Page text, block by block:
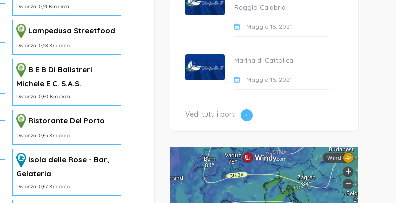
Distanza: 0,51 Km circa
Lampedusa Streetfood
Distanza: 0,58 Km circa
B E B Di Balistreri
Michele E C. S.A.S.
Distanza: 0,60 Km circa
Ristorante Del Porto
Distanza: 0,65 Km circa
Isola delle Rose - Bar,
Gelateria
Distanza: 0,67 Km circa
Reggio Calabria
Maggio 16, 2021
Marina di Cattolica –
Maggio 16, 2021
Vedi tutti i porti